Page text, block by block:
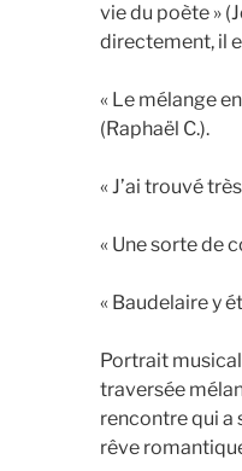
vie du poète »
directement, il
« Le mélange
(Raphaël C.).
« J’ai trouvé
« Une sorte de
« Baudelaire y
Portrait
traversée
rencontre qui a
rêve